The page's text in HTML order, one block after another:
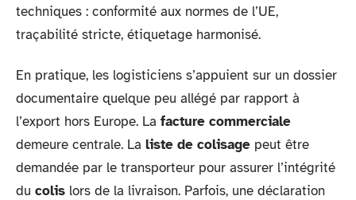
techniques : conformité aux normes de l’UE,
traçabilité stricte, étiquetage harmonisé.
En pratique, les logisticiens s’appuient sur un dossier
documentaire quelque peu allégé par rapport à
l’export hors Europe. La facture commerciale
demeure centrale. La liste de colisage peut être
demandée par le transporteur pour assurer l’intégrité
du colis lors de la livraison. Parfois, une déclaration